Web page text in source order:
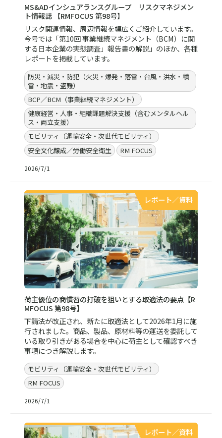
MS&ADインシュアランスグループ リスクマネジメン
ト情報誌 【RMFOCUS 第98号】
リスク関連情報、周辺情報を幅広くご紹介しています。
今号では「第10回 事業継続マネジメント（BCM）に関
する日本企業の実態調査」報告書の解説」のほか、各種
レポートを掲載しています。
防災・減災・防犯（火災・爆発・落雷・台風・洪水・積
雪・地震・盗難）
BCP／BCM（事業継続マネジメント）
健康経営・人事・組織課題解決支援（含むメンタルヘル
ス・両立支援）
モビリティ（運輸安全・次世代モビリティ）
安全文化醸成／労働安全衛生
RM FOCUS
2026/7/1
レポート／資料
荷主優位の商慣習の打破を狙いとする取適法の要点【R
MFOCUS 第98号】
下請法が改正され、新たに取適法として2026年1月に施
行されました。商品、製品、原材料等の運送を委託して
いる取り引きがある場合を中心に荷主として確認すべき
事項につき解説します。
モビリティ（運輸安全・次世代モビリティ）
RM FOCUS
2026/7/1
レポート／資料